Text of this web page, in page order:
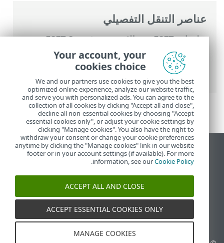
عناصر التنقل التفصيلي
تعليمات ESET عبر الإنترنت >
ESET Smart
Security Premium
>الإعداد المتقدم>
الحماية>التحكم في الجهاز>محرر قواعد
التحكم في الجهاز
> الأجهزة التي تم اكتشافها
عرض موقع سطح المكتب
End of Life
قاعدة معارف ESET
ESET Status Portal
الدعم الإقليمي
Your account, your
cookies choice
We and our partners use cookies to give you the best
optimized online experience, analyze our website traffic,
and serve you with personalized ads. You can agree to the
collection of all cookies by clicking "Accept all and close",
decline all non-essential cookies by choosing "Accept
essential cookies only", or adjust your cookie settings by
clicking "Manage cookies". You also have the right to
withdraw your consent or change your cookie preferences
anytime by clicking the "Manage cookies" link in our website
footer or in your account settings (if available). For more
information, see ourCookie Policy
.
ACCEPT ALL AND CLOSE
ACCEPT ESSENTIAL COOKIES ONLY
MANAGE COOKIES